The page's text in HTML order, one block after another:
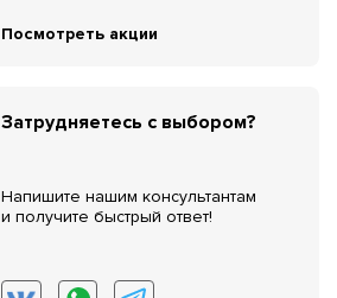
Посмотреть акции
Затрудняетесь с выбором?
Напишите нашим консультантам
и получите быстрый ответ!